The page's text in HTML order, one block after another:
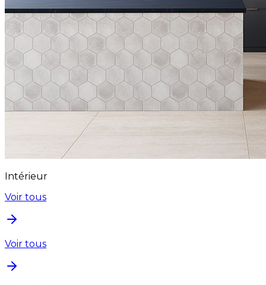
Intérieur
Voir tous
Voir tous